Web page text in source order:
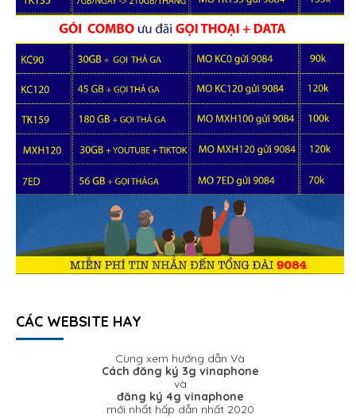
CÁC WEBSITE HAY
Cùng xem hướng dẫn Và
Cách đăng ký 3g vinaphone
và
đăng ký 4g vinaphone
mới nhất hấp dẫn nhất 2020